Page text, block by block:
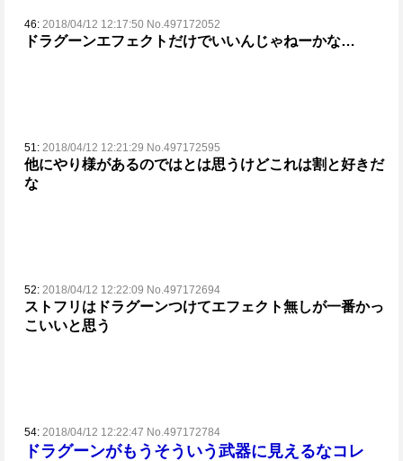
46: 2018/04/12 12:17:50 No.497172052
ドラグーンエフェクトだけでいいんじゃねーかな…
51: 2018/04/12 12:21:29 No.497172595
他にやり様があるのではとは思うけどこれは割と好きだ
な
52: 2018/04/12 12:22:09 No.497172694
ストフリはドラグーンつけてエフェクト無しが一番かっ
こいいと思う
54: 2018/04/12 12:22:47 No.497172784
ドラグーンがもうそういう武器に見えるなコレ